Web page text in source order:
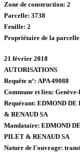
Zone de construction: 2
Parcelle: 3738
Feuille: 2
Propriétaire de la
21 février 2018
AUTORISATIONS
Requête n°: APA 49088
Commune et lieu:
Requérant: EDMOND DE
& RENAUD SA
Mandataire: EDMOND
PILET & RENAUD SA
Nature de l'ouvrage: